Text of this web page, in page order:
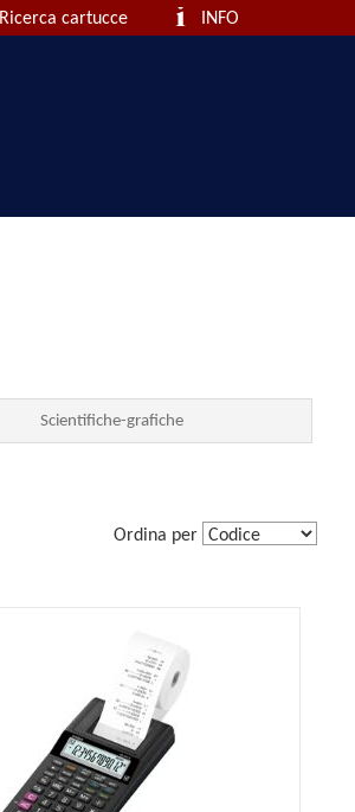
INFO
Ricerca cartucce
Scientifiche-grafiche
Ordina per